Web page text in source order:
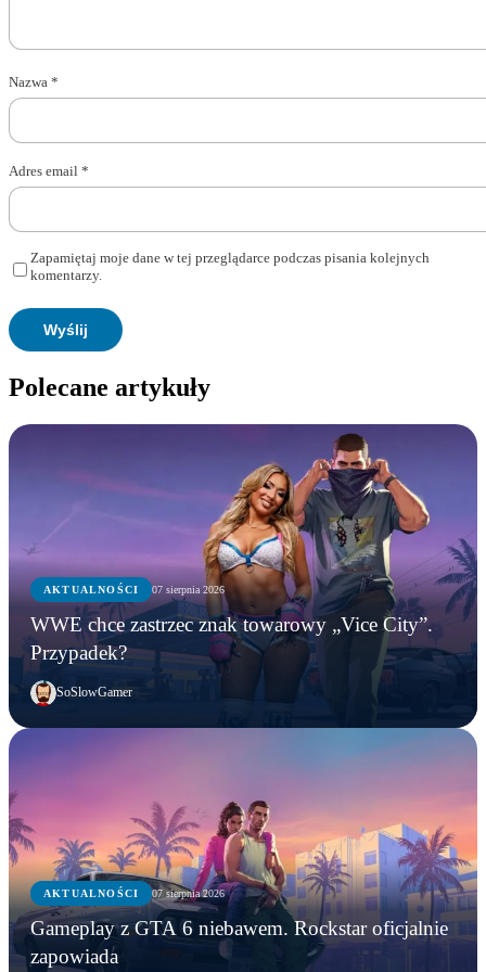
Nazwa *
Adres email *
Zapamiętaj moje dane w tej przeglądarce podczas pisania kolejnych
komentarzy.
Polecane artykuły
AKTUALNOŚCI 07 sierpnia 2026
WWE chce zastrzec znak towarowy „Vice City”.
Przypadek?
SoSlowGamer
AKTUALNOŚCI 07 sierpnia 2026
Gameplay z GTA 6 niebawem. Rockstar oficjalnie
zapowiada